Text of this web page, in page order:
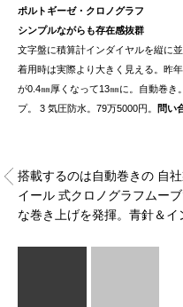
ポルトギーゼ・クロノグラフ
シンプルながらも存在感抜群
文字盤に積算計インダイヤルを縦に
着用時は実際より大きく見える。昨
が0.4㎜厚くなって13㎜に。自動巻き
プ。 3 気圧防水。79万5000円。 問い
搭載するのは自動巻きの 自
イール 式クロノグラフムー
な巻き上げを発揮。青針＆イ